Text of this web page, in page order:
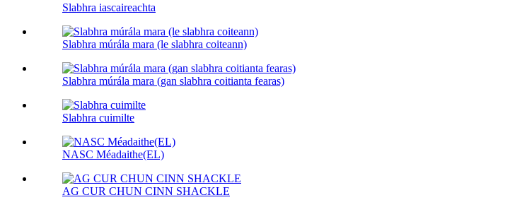
Slabhra iascaireachta
Slabhra múrála mara (le slabhra coiteann)
Slabhra múrála mara (gan slabhra coitianta fearas)
Slabhra cuimilte
NASC Méadaithe(EL)
AG CUR CHUN CINN SHACKLE